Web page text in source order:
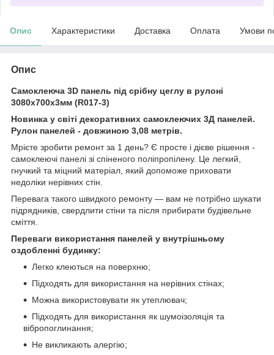
Опис Характеристики Доставка Оплата Умови
Опис
Самоклеюча 3D панель під срібну цеглу в рулоні
3080x700x3мм (R017-3)
Новинка у світі декоративних самоклеючих 3Д панелей.
Рулон панелей - довжиною 3,08 метрів.
Мрієте зробити ремонт за 1 день? Є просте і дієве рішення -
самоклеючі панелі зі спіненого поліпропілену. Це легкий,
гнучкий та міцний матеріал, який допоможе приховати
недоліки нерівних стін.
Перевага такого швидкого ремонту — вам не потрібно шукати
підрядників, свердлити стіни та після прибирати будівельне
сміття.
Переваги використання панелей у внутрішньому
оздобленні будинку:
Легко клеються на поверхню;
Підходять для використання на нерівних стінах;
Можна використовувати як утеплювач;
Підходять для використання як шумоізоляція та
вібропоглинання;
Не викликають алергію;